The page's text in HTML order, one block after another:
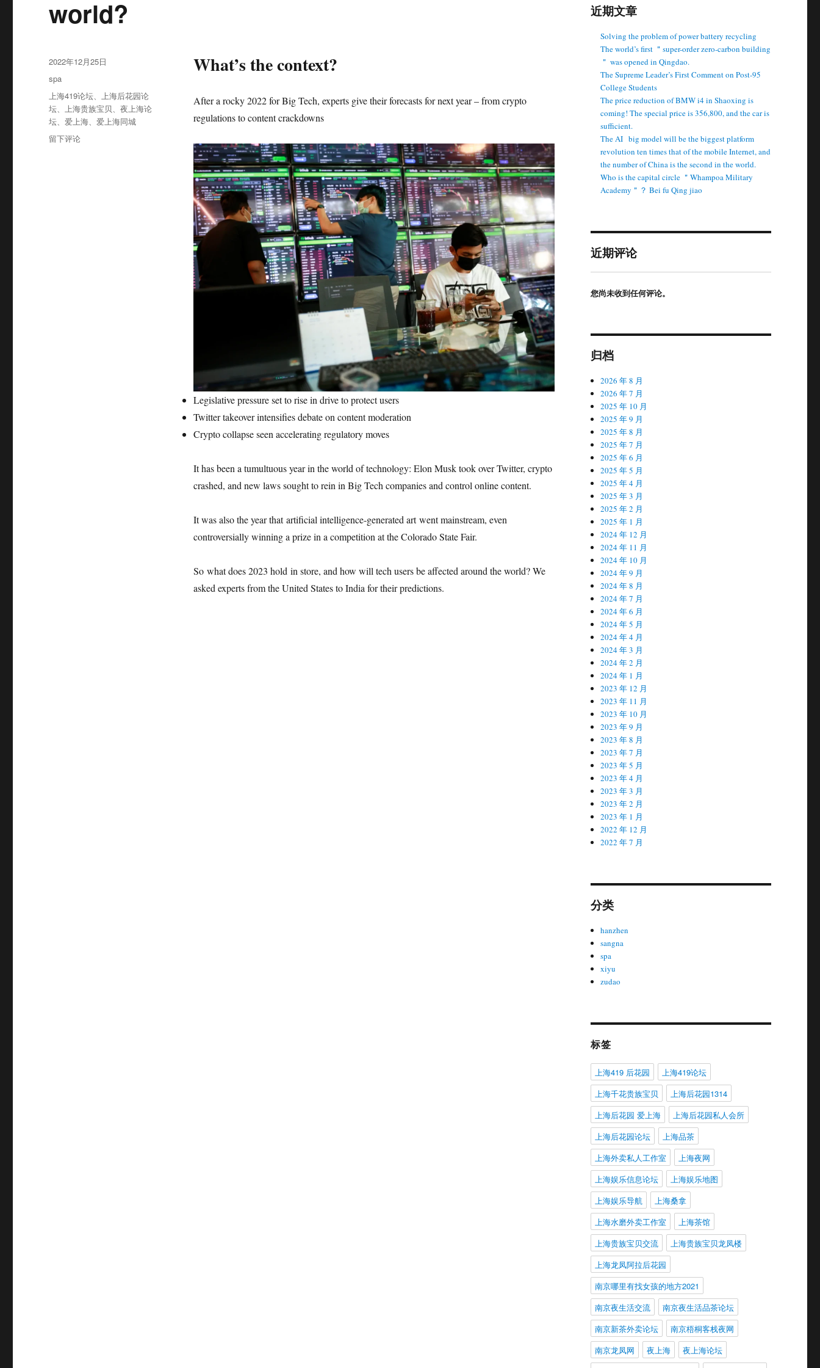
world?
What’s the context?
After a rocky 2022 for Big Tech, experts give their forecasts for next year – from crypto
regulations to content crackdowns
Legislative pressure set to rise in drive to protect users
Twitter takeover intensifies debate on content moderation
Crypto collapse seen accelerating regulatory moves
It has been a tumultuous year in the world of technology: Elon Musk took over Twitter, crypto
crashed, and new laws sought to rein in Big Tech companies and control online content.
It was also the year that artificial intelligence-generated art went mainstream, even
controversially winning a prize in a competition at the Colorado State Fair.
So what does 2023 hold in store, and how will tech users be affected around the world? We
asked experts from the United States to India for their predictions.
发
于
2022年12月25日
分
类
spa
标
签
上海419论坛、上海后花园论
坛、上海贵族宝贝、夜上海论
坛、爱上海、爱上海同城
于
留下评论
近期文章
Solving the problem of power battery recycling
The world’s first ＂super-order zero-carbon building
＂ was opened in Qingdao.
The Supreme Leader’s First Comment on Post-95
College Students
The price reduction of BMW i4 in Shaoxing is
coming! The special price is 356,800, and the car is
sufficient.
The AI ​ ​ big model will be the biggest platform
revolution ten times that of the mobile Internet, and
the number of China is the second in the world.
Who is the capital circle ＂Whampoa Military
Academy＂？ Bei fu Qing jiao
近期评论
您尚未收到任何评论。
归档
2026 年 8 月
2026 年 7 月
2025 年 10 月
2025 年 9 月
2025 年 8 月
2025 年 7 月
2025 年 6 月
2025 年 5 月
2025 年 4 月
2025 年 3 月
2025 年 2 月
2025 年 1 月
2024 年 12 月
2024 年 11 月
2024 年 10 月
2024 年 9 月
2024 年 8 月
2024 年 7 月
2024 年 6 月
2024 年 5 月
2024 年 4 月
2024 年 3 月
2024 年 2 月
2024 年 1 月
2023 年 12 月
2023 年 11 月
2023 年 10 月
2023 年 9 月
2023 年 8 月
2023 年 7 月
2023 年 5 月
2023 年 4 月
2023 年 3 月
2023 年 2 月
2023 年 1 月
2022 年 12 月
2022 年 7 月
分类
hanzhen
sangna
spa
xiyu
zudao
标签
上海419 后花园
上海419论坛
上海千花贵族宝贝
上海后花园1314
上海后花园 爱上海
上海后花园私人会所
上海后花园论坛
上海品茶
上海外卖私人工作室
上海夜网
上海娱乐信息论坛
上海娱乐地图
上海娱乐导航
上海桑拿
上海水磨外卖工作室
上海茶馆
上海贵族宝贝交流
上海贵族宝贝龙凤楼
上海龙凤阿拉后花园
南京哪里有找女孩的地方2021
南京夜生活交流
南京夜生活品茶论坛
南京新茶外卖论坛
南京梧桐客栈夜网
南京龙凤网
夜上海
夜上海论坛